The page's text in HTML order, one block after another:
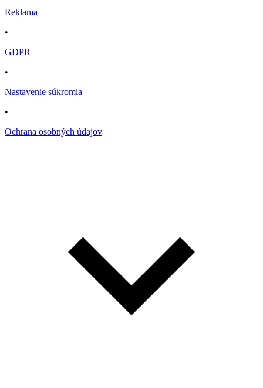
Reklama
•
GDPR
•
Nastavenie súkromia
•
Ochrana osobných údajov